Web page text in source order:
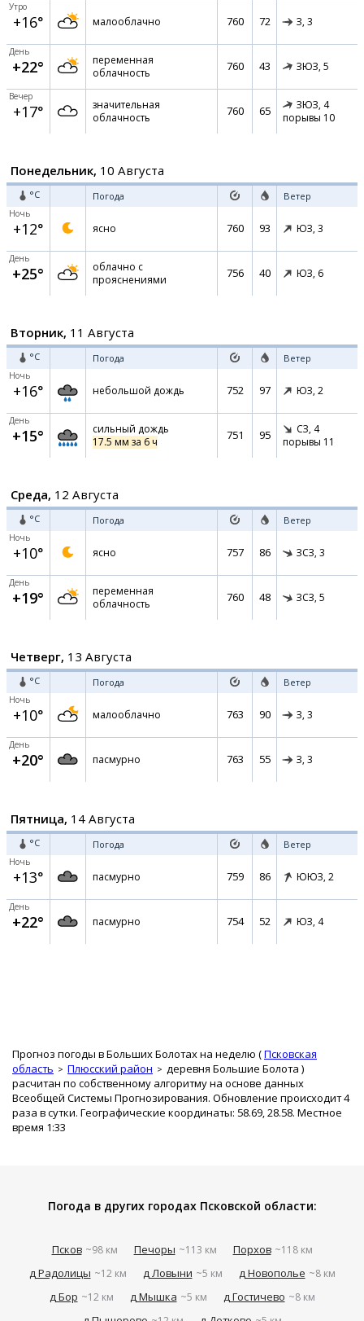
Утро
+16° малооблачно 760 72 З, 3
День
+22°
переменная
облачность
760 43 ЗЮЗ, 5
Вечер
+17°
значительная
облачность
760 65 ЗЮЗ, 4
порывы 10
Понедельник, 10 Августа
°C Погода Ветер
Ночь
+12° ясно 760 93 ЮЗ, 3
День
+25°
облачно с
прояснениями
756 40 ЮЗ, 6
Вторник, 11 Августа
°C Погода Ветер
Ночь
+16° небольшой дождь 752 97 ЮЗ, 2
День
+15°
сильный дождь
17.5 мм за 6 ч
751 95 СЗ, 4
порывы 11
Среда, 12 Августа
°C Погода Ветер
Ночь
+10° ясно 757 86 ЗСЗ, 3
День
+19°
переменная
облачность
760 48 ЗСЗ, 5
Четверг, 13 Августа
°C Погода Ветер
Ночь
+10° малооблачно 763 90 З, 3
День
+20° пасмурно 763 55 З, 3
Пятница, 14 Августа
°C Погода Ветер
Ночь
+13° пасмурно 759 86 ЮЮЗ, 2
День
+22° пасмурно 754 52 ЮЗ, 4
Прогноз погоды в Больших Болотах на неделю (Псковская
область
Плюсский район деревня Большие Болота )
расчитан по собственному алгоритму на основе данных
Всеобщей Системы Прогнозирования. Обновление происходит 4
раза в сутки. Географические координаты: 58.69, 28.58. Местное
время 1:33
Погода в других городах Псковской области:
Псков ~98 км Печоры ~113 км Порхов ~118 км
д Радолицы ~12 км д Ловыни ~5 км д Новополье ~8 км
д Бор ~12 км д Мышка ~5 км д Гостичево ~8 км